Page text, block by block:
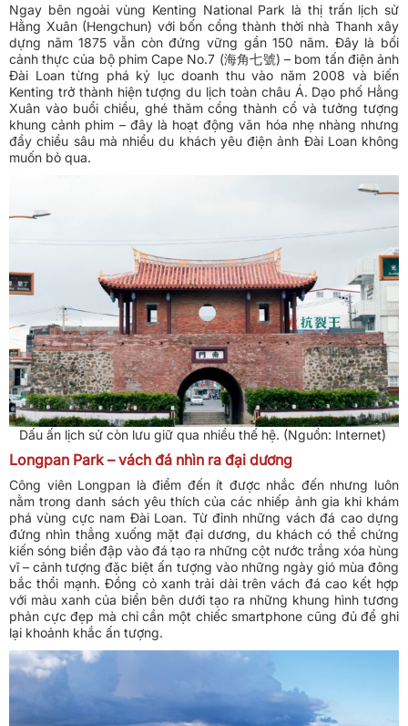
Ngay bên ngoài vùng Kenting National Park là thị trấn lịch sử
Hằng Xuân (Hengchun) với bốn cổng thành thời nhà Thanh xây
dựng năm 1875 vẫn còn đứng vững gần 150 năm. Đây là bối
cảnh thực của bộ phim Cape No.7 (海角七號) – bom tấn điện ảnh
Đài Loan từng phá kỷ lục doanh thu vào năm 2008 và biến
Kenting trở thành hiện tượng du lịch toàn châu Á. Dạo phố Hằng
Xuân vào buổi chiều, ghé thăm cổng thành cổ và tưởng tượng
khung cảnh phim – đây là hoạt động văn hóa nhẹ nhàng nhưng
đầy chiều sâu mà nhiều du khách yêu điện ảnh Đài Loan không
muốn bỏ qua.
Dấu ấn lịch sử còn lưu giữ qua nhiều thế hệ. (Nguồn: Internet)
Longpan Park – vách đá nhìn ra đại dương
Công viên Longpan là điểm đến ít được nhắc đến nhưng luôn
nằm trong danh sách yêu thích của các nhiếp ảnh gia khi khám
phá vùng cực nam Đài Loan. Từ đỉnh những vách đá cao dựng
đứng nhìn thẳng xuống mặt đại dương, du khách có thể chứng
kiến sóng biển đập vào đá tạo ra những cột nước trắng xóa hùng
vĩ – cảnh tượng đặc biệt ấn tượng vào những ngày gió mùa đông
bắc thổi mạnh. Đồng cỏ xanh trải dài trên vách đá cao kết hợp
với màu xanh của biển bên dưới tạo ra những khung hình tương
phản cực đẹp mà chỉ cần một chiếc smartphone cũng đủ để ghi
lại khoảnh khắc ấn tượng.